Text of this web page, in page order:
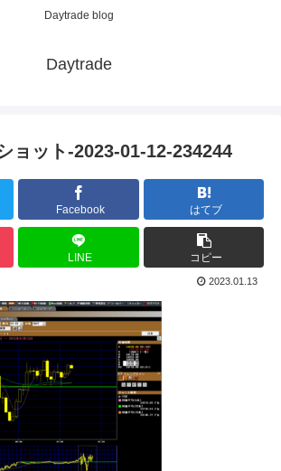
Daytrade blog
Daytrade
ョット-2023-01-12-234244
Facebook はてブ
LINE コピー
2023.01.13